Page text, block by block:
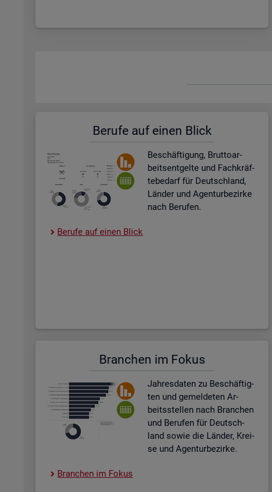
Be­ru­fe auf einen Blick
Be­schäf­ti­gung, Brut­to­ar­
beits­ent­gel­te und Fach­kräf­
te­be­darf für Deutsch­land,
Län­der und Agen­tur­be­zir­ke
nach Be­ru­fen.
Be­ru­fe auf einen Blick
Bran­chen im Fokus
Jah­res­da­ten zu Be­schäf­tig­
ten und ge­mel­de­ten Ar­
beits­stel­len nach Bran­chen
und Be­ru­fen für Deutsch­
land sowie die Län­der, Krei­
se und Agen­tur­be­zir­ke.
Bran­chen im Fokus